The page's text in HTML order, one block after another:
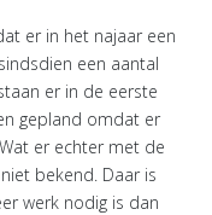
er in het najaar een
een aantal
er in de eerste
gepland omdat er
er echter met de
bekend. Daar is
werk nodig is dan